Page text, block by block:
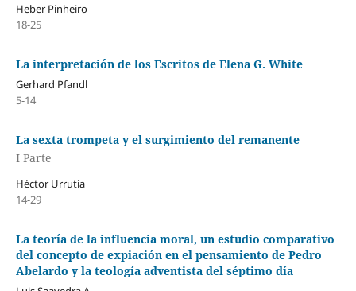
Heber Pinheiro
18-25
La interpretación de los Escritos de Elena G. White
Gerhard Pfandl
5-14
La sexta trompeta y el surgimiento del remanente
I Parte
Héctor Urrutia
14-29
La teoría de la influencia moral, un estudio comparativo
del concepto de expiación en el pensamiento de Pedro
Abelardo y la teología adventista del séptimo día